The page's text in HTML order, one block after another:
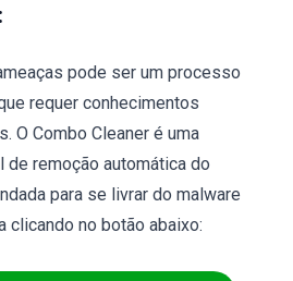
pode ser um processo
requer conhecimentos
O Combo Cleaner é uma
remoção automática do
para se livrar do malware
clicando no botão abaixo: